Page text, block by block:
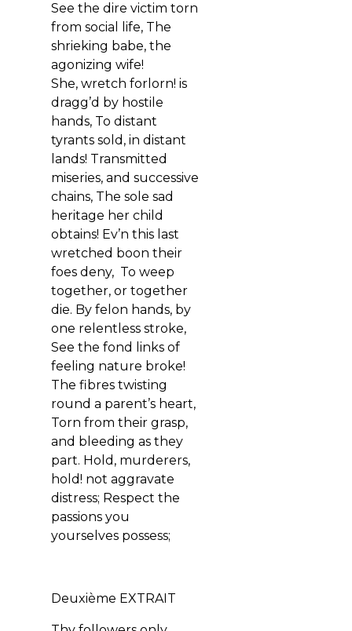
See the dire victim torn
from social life, The
shrieking babe, the
agonizing wife!
She, wretch forlorn! is
dragg’d by hostile
hands, To distant
tyrants sold, in distant
lands! Transmitted
miseries, and successive
chains, The sole sad
heritage her child
obtains! Ev’n this last
wretched boon their
foes deny, To weep
together, or together
die. By felon hands, by
one relentless stroke,
See the fond links of
feeling nature broke!
The fibres twisting
round a parent’s heart,
Torn from their grasp,
and bleeding as they
part. Hold, murderers,
hold! not aggravate
distress; Respect the
passions you
yourselves possess;
Deuxième EXTRAIT